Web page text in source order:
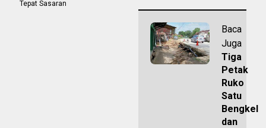
Baca
Juga
Tiga
Petak
Ruko
Satu
Bengkel
dan
Tepat Sasaran